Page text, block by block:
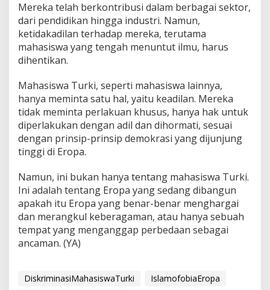
Mereka telah berkontribusi dalam berbagai sektor,
dari pendidikan hingga industri. Namun,
ketidakadilan terhadap mereka, terutama
mahasiswa yang tengah menuntut ilmu, harus
dihentikan.
Mahasiswa Turki, seperti mahasiswa lainnya,
hanya meminta satu hal, yaitu keadilan. Mereka
tidak meminta perlakuan khusus, hanya hak untuk
diperlakukan dengan adil dan dihormati, sesuai
dengan prinsip-prinsip demokrasi yang dijunjung
tinggi di Eropa.
Namun, ini bukan hanya tentang mahasiswa Turki.
Ini adalah tentang Eropa yang sedang dibangun
apakah itu Eropa yang benar-benar menghargai
dan merangkul keberagaman, atau hanya sebuah
tempat yang menganggap perbedaan sebagai
ancaman. (YA)
DiskriminasiMahasiswaTurki
IslamofobiaEropa